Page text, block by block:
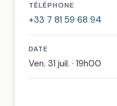
TÉLÉPHONE
+33 7 81 59 68 94
DATE
Ven. 31 juil. · 19h00